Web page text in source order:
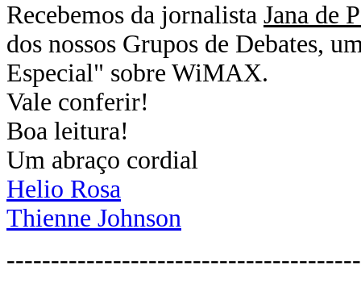
Recebemos da jornalista Jana de
dos nossos Grupos de Debates,
Especial" sobre WiMAX.
Vale conferir!
Boa leitura!
Um abraço cordial
Helio Rosa
Thienne Johnson